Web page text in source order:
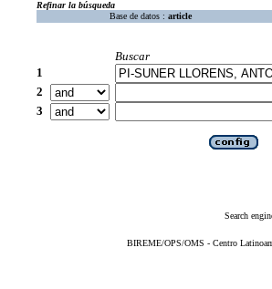
Refinar la búsqueda
Base de datos : article
Buscar
1
2
3
Search
BIREME/OPS/OMS - Centro